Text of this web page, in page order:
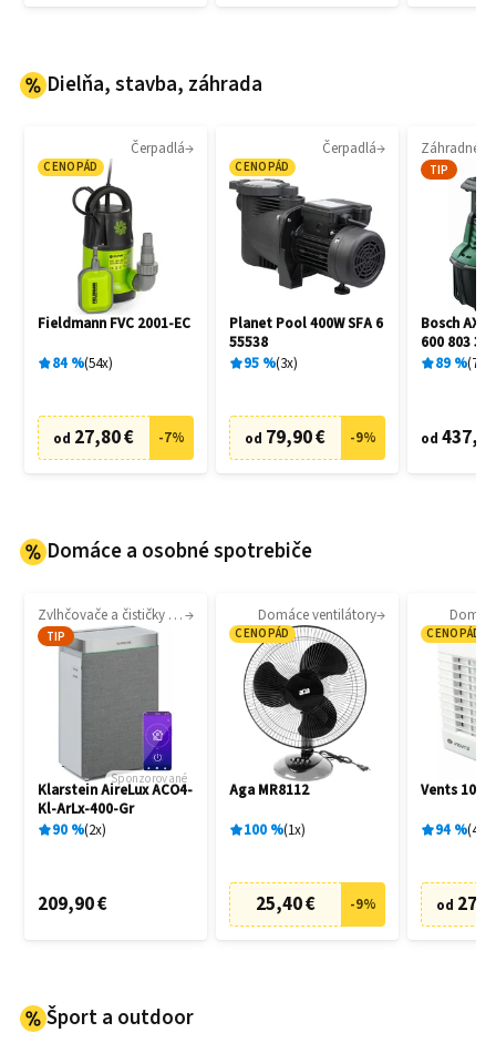
Dielňa, stavba, záhrada
Čerpadlá
CENOPÁD
Fieldmann FVC 2001-EC
84% 54x
od 27,80 € -7%
Čerpadlá
CENOPÁD
Planet Pool 400W SFA 6
55538
95% 3x
od 79,90 € -9%
TIP
Bosch AXT
600 803
89% 7
od
Domáce a osobné spotrebiče
Zvlhčovače a čističky vzduchu
TIP
Sponzorované
Klarstein AireLux ACO4-
Kl-ArLx-400-Gr
90% 2x
209,90 €
Domáce ventilátory
CENOPÁD
Aga MR8112
100% 1x
25,40 € -9%
CENOPÁD
Vents 100
94% 4
od
Šport a outdoor